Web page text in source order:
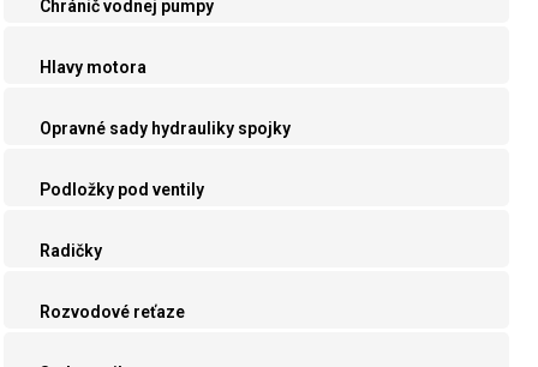
Chránič vodnej pumpy
Hlavy motora
Opravné sady hydrauliky spojky
Podložky pod ventily
Radičky
Rozvodové reťaze